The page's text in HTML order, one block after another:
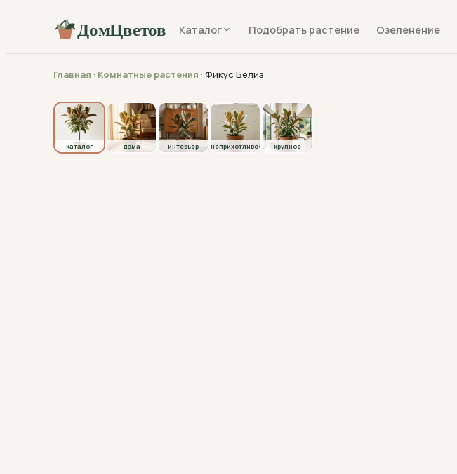
ДомЦветов Каталог Подобрать растение Озеленение
Главная · Комнатные растения · Фикус Белиз
каталог
каталог дома интерьер неприхотливое крупное